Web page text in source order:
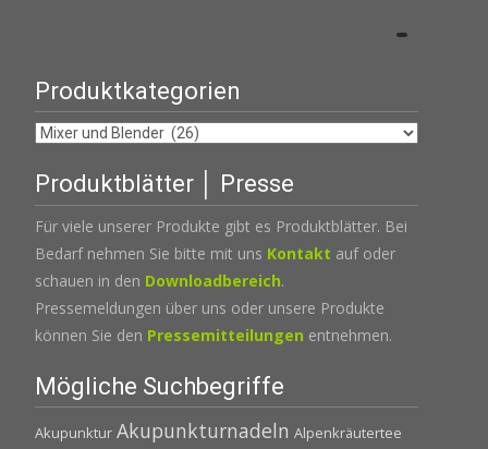
Produktkategorien
Produktblätter │ Presse
Für viele unserer Produkte gibt es Produktblätter. Bei
Bedarf nehmen Sie bitte mit uns Kontakt auf oder
schauen in den Downloadbereich.
Pressemeldungen über uns oder unsere Produkte
können Sie den Pressemitteilungen entnehmen.
Mögliche Suchbegriffe
Akupunktur Akupunkturnadeln Alpenkräutertee